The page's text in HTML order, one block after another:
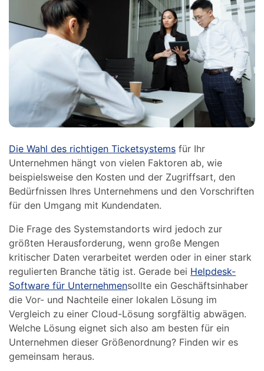
Die Wahl des richtigen Ticketsystems für Ihr
Unternehmen hängt von vielen Faktoren ab, wie
beispielsweise den Kosten und der Zugriffsart, den
Bedürfnissen Ihres Unternehmens und den Vorschriften
für den Umgang mit Kundendaten.
Die Frage des Systemstandorts wird jedoch zur
größten Herausforderung, wenn große Mengen
kritischer Daten verarbeitet werden oder in einer stark
regulierten Branche tätig ist. Gerade bei Helpdesk-
Software für Unternehmensollte ein Geschäftsinhaber
die Vor- und Nachteile einer lokalen Lösung im
Vergleich zu einer Cloud-Lösung sorgfältig abwägen.
Welche Lösung eignet sich also am besten für ein
Unternehmen dieser Größenordnung? Finden wir es
gemeinsam heraus.